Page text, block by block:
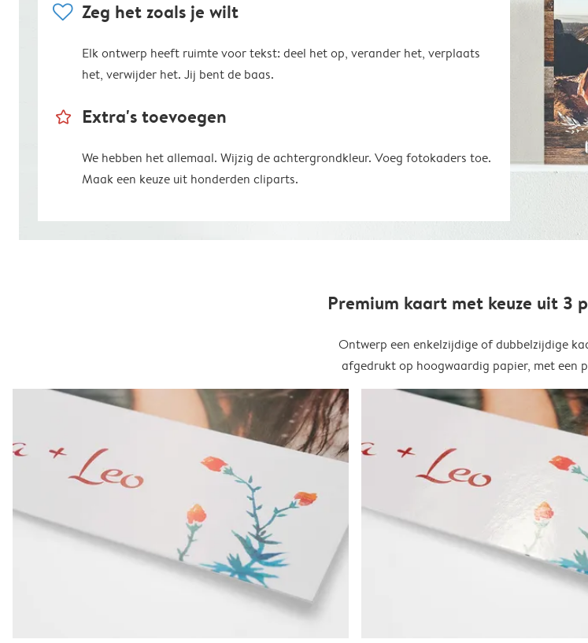
heart Zeg het zoals je wilt
Elk ontwerp heeft ruimte voor tekst: deel het op, verander het, verplaats
het, verwijder het. Jij bent de baas.
star_outline Extra's toevoegen
We hebben het allemaal. Wijzig de achtergrondkleur. Voeg fotokaders toe.
Maak een keuze uit honderden cliparts.
Premium kaart met keuze uit 3
Ontwerp een enkelzijdige of dubbelzijdige
afgedrukt op hoogwaardig papier, met een